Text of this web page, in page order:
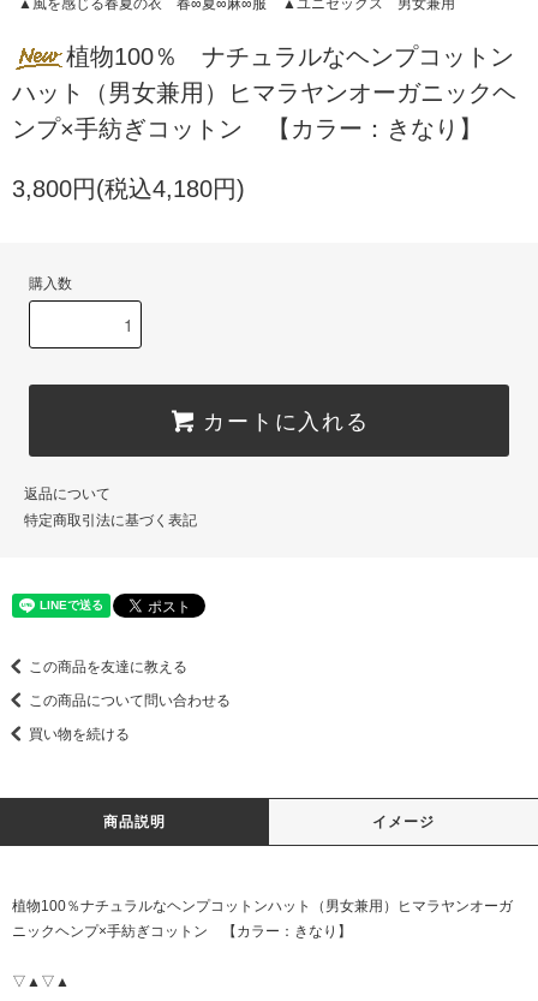
▲風を感じる春夏の衣 春∞夏∞麻∞服
▲ユニセックス 男女兼用
植物100％ ナチュラルなヘンプコットン
ハット（男女兼用）ヒマラヤンオーガニックヘ
ンプ×手紡ぎコットン 【カラー：きなり】
3,800円(税込4,180円)
購入数
カートに入れる
返品について
特定商取引法に基づく表記
この商品を友達に教える
この商品について問い合わせる
買い物を続ける
商品説明 イメージ
植物100％ナチュラルなヘンプコットンハット（男女兼用）ヒマラヤンオーガ
ニックヘンプ×手紡ぎコットン 【カラー：きなり】
▽▲▽▲